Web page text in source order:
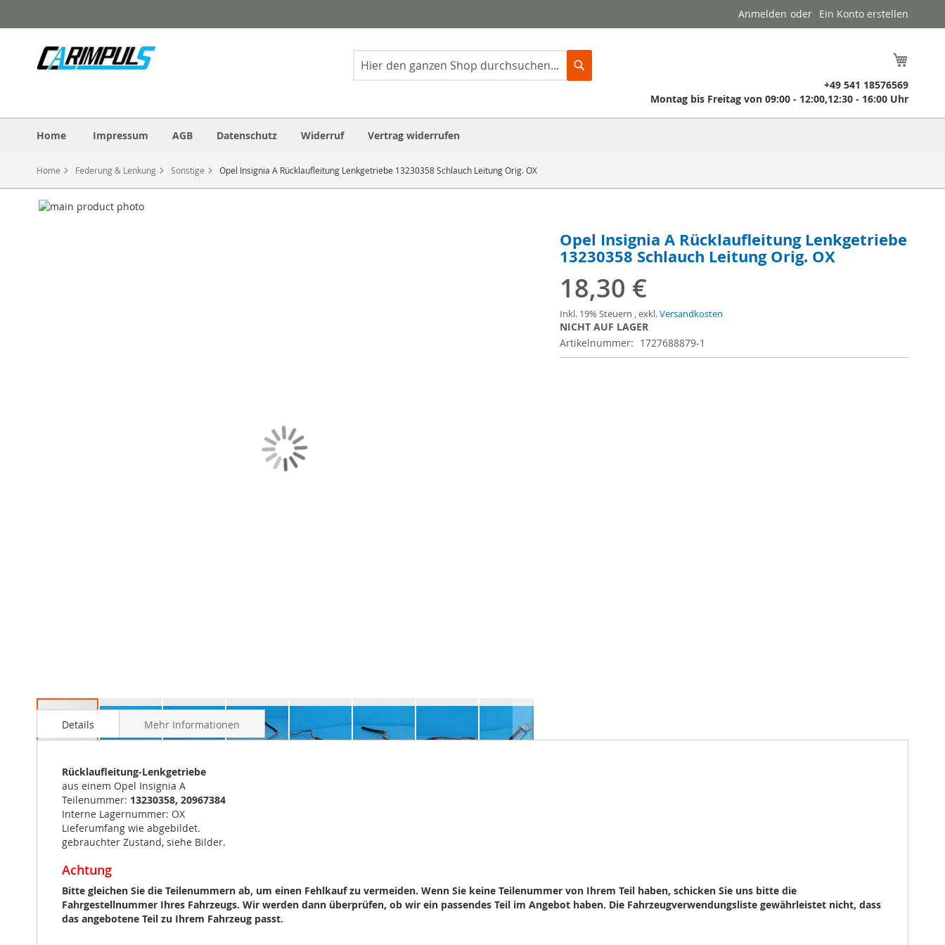
zum
Inhalt
Anmelden Ein Konto erstellen
​ +49 541 18576569
​ Montag bis Freitag von 09:00 - 12:00,12:30 - 16:00 Uhr
Home Impressum AGB Datenschutz Widerruf Vertrag widerrufen
Home Federung & Lenkung Sonstige Opel Insignia A Rücklaufleitung Lenkgetriebe 13230358 Schlauch Leitung Orig. OX
Opel Insignia A Rücklaufleitung Lenkgetriebe
13230358 Schlauch Leitung Orig. OX
18,30 €
Inkl. 19% Steuern ,exkl.Versandkosten
NICHT AUF LAGER
Artikelnummer
1727688879-1
Zum
Zum
Anfang
Bildergalerie
Details
Rücklaufleitung-Lenkgetriebe
aus einem Opel Insignia A
Teilenummer: 13230358, 20967384
Interne Lagernummer: OX
Lieferumfang wie abgebildet.
gebrauchter Zustand, siehe Bilder.
Achtung
Bitte gleichen Sie die Teilenummern ab, um einen Fehlkauf zu vermeiden. Wenn Sie keine Teilenummer von Ihrem Teil haben, schicken Sie uns bitte die
Fahrgestellnummer Ihres Fahrzeugs. Wir werden dann überprüfen, ob wir ein passendes Teil im Angebot haben. Die Fahrzeugverwendungsliste gewährleistet nicht, dass
das angebotene Teil zu Ihrem Fahrzeug passt.
Mehr Informationen